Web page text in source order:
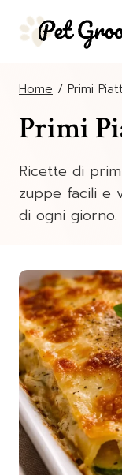
Home / Primi
Primi
Ricette di
zuppe facili e
di ogni giorno.